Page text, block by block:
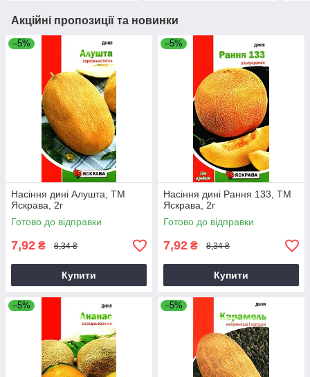
Акційні пропозиції та новинки
–5%
Насіння дині Алушта, ТМ
Яскрава, 2г
Готово до відправки
7,92 ₴ 8,34 ₴
Купити
–5%
Насіння дині Рання 133, ТМ
Яскрава, 2г
Готово до відправки
7,92 ₴ 8,34 ₴
Купити
–5% –5%